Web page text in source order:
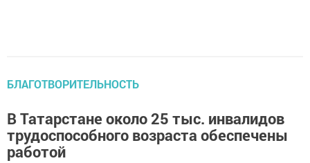
БЛАГОТВОРИТЕЛЬНОСТЬ
В Татарстане около 25 тыс. инвалидов
трудоспособного возраста обеспечены
работой